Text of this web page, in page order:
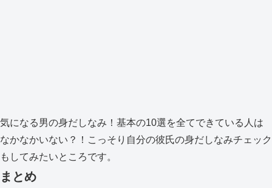
気になる男の身だしなみ！基本の10選を全てできている人は
なかなかいない？！こっそり自分の彼氏の身だしなみチェック
もしてみたいところです。
まとめ